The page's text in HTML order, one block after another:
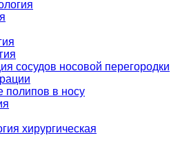
сосудов носовой перегородки
полипов в носу
хирургическая